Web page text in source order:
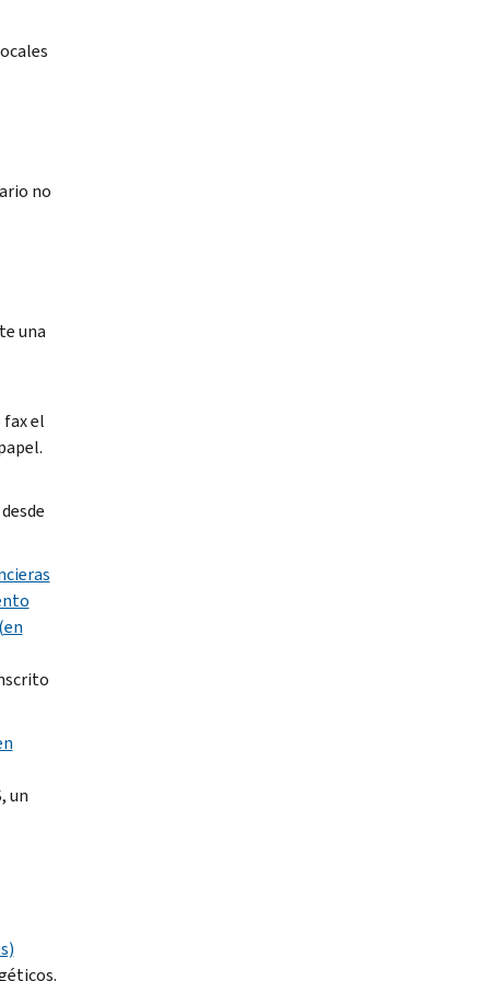
no
una
el
un